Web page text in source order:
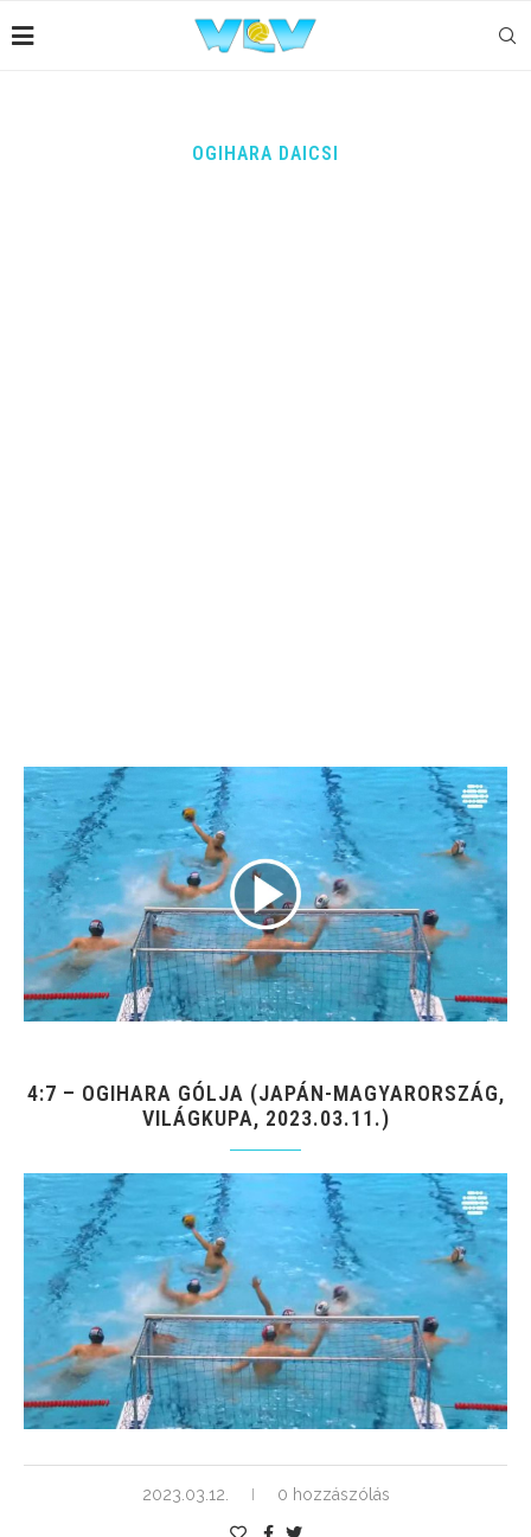
OGIHARA DAICSI
4:7 – OGIHARA GÓLJA (JAPÁN-MAGYARORSZÁG,
VILÁGKUPA, 2023.03.11.)
2023.03.12. 0 hozzászólás